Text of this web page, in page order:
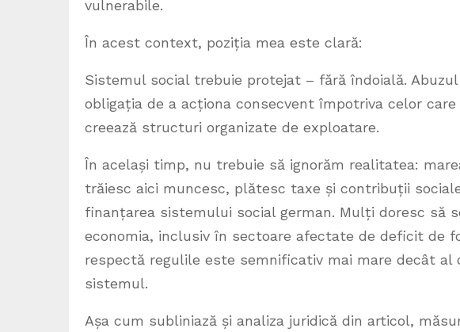
vulnerabile.
În acest context, poziția mea este clară:
Sistemul social trebuie protejat – fără îndoială.
obligația de a acționa consecvent împotriva celor
creează structuri organizate de exploatare.
În același timp, nu trebuie să ignorăm realitatea:
trăiesc aici muncesc, plătesc taxe și contribuții
finanțarea sistemului social german. Mulți doresc să
economia, inclusiv în sectoare afectate de deficit de
respectă regulile este semnificativ mai mare decât al
sistemul.
Așa cum subliniază și analiza juridică din articol,